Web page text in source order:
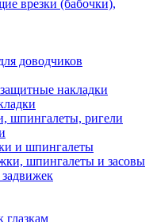
врезки (бабочки),
доводчиков
накладки
шпингалеты, ригели
и шпингалеты
шпингалеты и засовы